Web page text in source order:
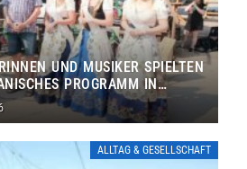
UND MUSIKER SPIELTEN
PROGRAMM IN
ALLTAG & GESELLSCHAFT